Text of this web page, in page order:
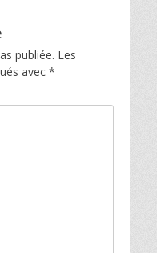
publiée. Les
avec *